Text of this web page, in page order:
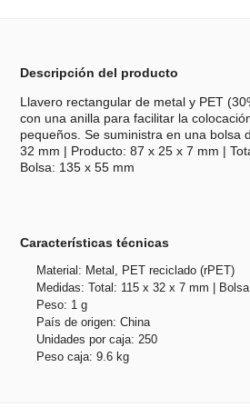
Descripción del producto
Llavero rectangular de metal y PET
con una anilla para facilitar la
pequeños. Se suministra en una bolsa
32 mm | Producto: 87 x 25 x 7 mm |
Bolsa: 135 x 55 mm
Características técnicas
Material: Metal, PET reciclado (rPET)
Medidas: Total: 115 x 32 x 7 mm |
Peso: 1 g
País de origen: China
Unidades por caja: 250
Peso caja: 9.6 kg